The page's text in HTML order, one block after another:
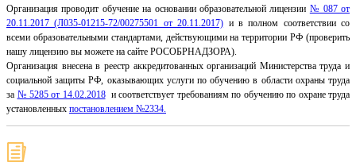
Организация проводит обучение на основании образовательной лицензии № 087 от
20.11.2017 (Л035-01215-72/00275501 от 20.11.2017) и в полном соответствии со
всеми образовательными стандартами, действующими на территории РФ (проверить
нашу лицензию вы можете на сайте РОСОБРНАДЗОРА).
Организация внесена в реестр аккредитованных организаций Министерства труда и
социальной защиты РФ, оказывающих услуги по обучению в области охраны труда
за № 5285 от 14.02.2018и соответствует требованиям по обучению по охране труда
установленных постановлением №2334.